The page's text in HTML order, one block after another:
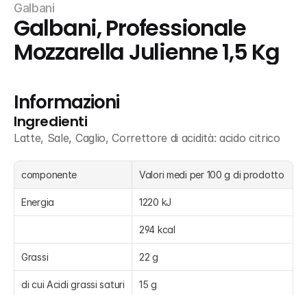
Galbani
Galbani, Professionale
Mozzarella Julienne 1,5 Kg
Informazioni
Ingredienti
Latte, Sale, Caglio, Correttore di acidità: acido citrico
componente Valori medi per 100 g di prodotto
Energia 1220 kJ
294 kcal
Grassi 22 g
di cui Acidi grassi saturi 15 g